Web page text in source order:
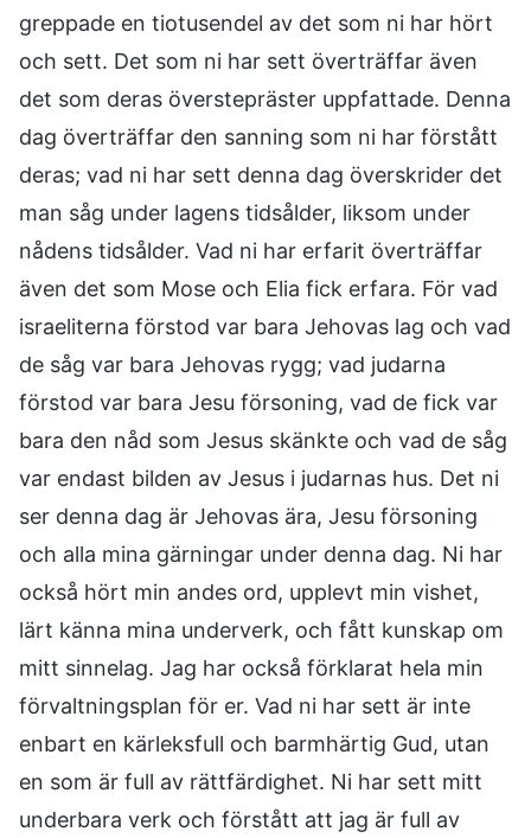
greppade en tiotusendel av det som ni har hört
och sett. Det som ni har sett överträffar även
det som deras överstepräster uppfattade. Denna
dag överträffar den sanning som ni har förstått
deras; vad ni har sett denna dag överskrider det
man såg under lagens tidsålder, liksom under
nådens tidsålder. Vad ni har erfarit överträffar
även det som Mose och Elia fick erfara. För vad
israeliterna förstod var bara Jehovas lag och vad
de såg var bara Jehovas rygg; vad judarna
förstod var bara Jesu försoning, vad de fick var
bara den nåd som Jesus skänkte och vad de såg
var endast bilden av Jesus i judarnas hus. Det ni
ser denna dag är Jehovas ära, Jesu försoning
och alla mina gärningar under denna dag. Ni har
också hört min andes ord, upplevt min vishet,
lärt känna mina underverk, och fått kunskap om
mitt sinnelag. Jag har också förklarat hela min
förvaltningsplan för er. Vad ni har sett är inte
enbart en kärleksfull och barmhärtig Gud, utan
en som är full av rättfärdighet. Ni har sett mitt
underbara verk och förstått att jag är full av